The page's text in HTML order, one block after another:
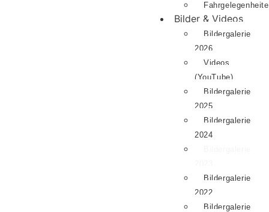
Bilder & Videos
Bildergalerie
2026
Videos
(YouTube)
Bildergalerie
2025
Bildergalerie
2024
Bildergalerie
2022
Bildergalerie